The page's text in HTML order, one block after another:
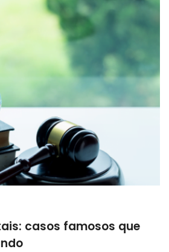
casos famosos que